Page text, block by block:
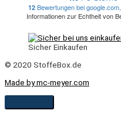
Sicher Einkaufen
© 2020 StoffeBox.de
Made by mc-meyer.com